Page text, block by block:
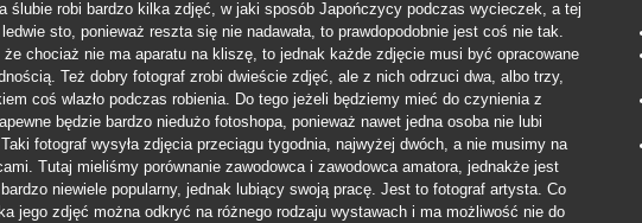
ślubie robi bardzo kilka zdjęć, w jaki sposób Japończycy podczas wycieczek, a tej
sto, ponieważ reszta się nie nadawała, to prawdopodobnie jest coś nie tak.
że chociaż nie ma aparatu na kliszę, to jednak każde zdjęcie musi być opracowane
Też dobry fotograf zrobi dwieście zdjęć, ale z nich odrzuci dwa, albo trzy,
coś wlazło podczas robienia. Do tego jeżeli będziemy mieć do czynienia z
będzie bardzo niedużo fotoshopa, ponieważ nawet jedna osoba nie lubi
fotograf wysyła zdjęcia przeciągu tygodnia, najwyżej dwóch, a nie musimy na
Tutaj mieliśmy porównanie zawodowca i zawodowca amatora, jednakże jest
niewiele popularny, jednak lubiący swoją pracę. Jest to fotograf artysta. Co
jego zdjęć można odkryć na różnego rodzaju wystawach i ma możliwość nie do